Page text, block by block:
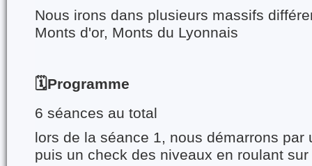
Nous irons dans plusieurs massifs
Monts d'or, Monts du Lyonnais
🗓️Programme
6 séances au total
lors de la séance 1, nous démarrons par
puis un check des niveaux en roulant